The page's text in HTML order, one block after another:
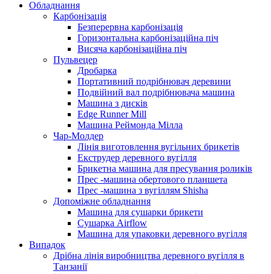
Обладнання
Карбонізація
Безперервна карбонізація
Горизонтальна карбонізаційна піч
Висяча карбонізаційна піч
Пульвецер
Дробарка
Портативний подрібнювач деревини
Подвійний вал подрібнювача машина
Машина з дисків
Edge Runner Mill
Машина Реймонда Мілла
Чар-Молдер
Лінія виготовлення вугільних брикетів
Екструдер деревного вугілля
Брикетна машина для пресування роликів
Прес -машина обертового планшета
Прес -машина з вугіллям Shisha
Допоміжне обладнання
Машина для сушарки брикети
Сушарка Airflow
Машина для упаковки деревного вугілля
Випадок
Дрібна лінія виробництва деревного вугілля в
Танзанії